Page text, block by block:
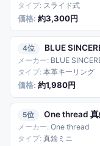
スライド式
約3,300円
4 BLUE
BLUE
本革キーリング
約1,980円
5 One thread
One thread
真鍮ミニ